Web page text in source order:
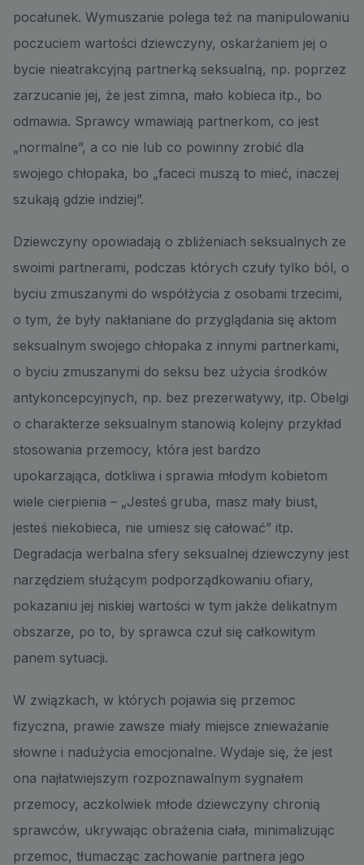
pocałunek. Wymuszanie polega też na manipulowaniu
poczuciem wartości dziewczyny, oskarżaniem jej o
bycie nieatrakcyjną partnerką seksualną, np. poprzez
zarzucanie jej, że jest zimna, mało kobieca itp., bo
odmawia. Sprawcy wmawiają partnerkom, co jest
„normalne”, a co nie lub co powinny zrobić dla
swojego chłopaka, bo „faceci muszą to mieć, inaczej
szukają gdzie indziej”.
Dziewczyny opowiadają o zbliżeniach seksualnych ze
swoimi partnerami, podczas których czuły tylko ból, o
byciu zmuszanymi do współżycia z osobami trzecimi,
o tym, że były nakłaniane do przyglądania się aktom
seksualnym swojego chłopaka z innymi partnerkami,
o byciu zmuszanymi do seksu bez użycia środków
antykoncepcyjnych, np. bez prezerwatywy, itp. Obelgi
o charakterze seksualnym stanowią kolejny przykład
stosowania przemocy, która jest bardzo
upokarzająca, dotkliwa i sprawia młodym kobietom
wiele cierpienia – „Jesteś gruba, masz mały biust,
jesteś niekobieca, nie umiesz się całować” itp.
Degradacja werbalna sfery seksualnej dziewczyny jest
narzędziem służącym podporządkowaniu ofiary,
pokazaniu jej niskiej wartości w tym jakże delikatnym
obszarze, po to, by sprawca czuł się całkowitym
panem sytuacji.
W związkach, w których pojawia się przemoc
fizyczna, prawie zawsze miały miejsce znieważanie
słowne i nadużycia emocjonalne. Wydaje się, że jest
ona najłatwiejszym rozpoznawalnym sygnałem
przemocy, aczkolwiek młode dziewczyny chronią
sprawców, ukrywając obrażenia ciała, minimalizując
przemoc, tłumacząc zachowanie partnera jego